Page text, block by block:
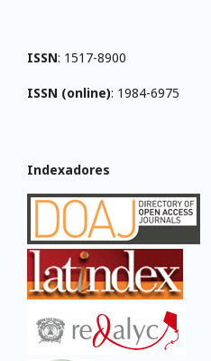
ISSN: 1517-8900
ISSN (online): 1984-6975
Indexadores